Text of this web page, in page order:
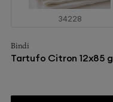
34228
Bindi
Tartufo Citron 12x85 g